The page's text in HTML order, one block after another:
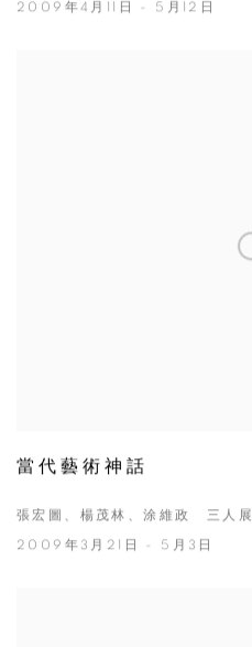
2009年4月11日 - 5月12日
當代藝術神話
張宏圖、楊茂林、涂維政 三人展
2009年3月21日 - 5月3日